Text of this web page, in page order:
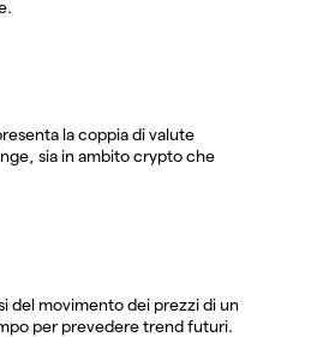
la coppia di valute
sia in ambito crypto che
del movimento dei prezzi di un
per prevedere trend futuri.